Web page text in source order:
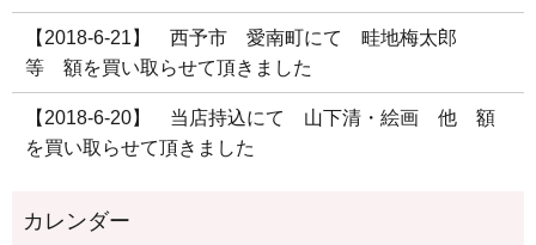
【2018-6-21】 西予市 愛南町にて 畦地梅太郎
等 額を買い取らせて頂きました
【2018-6-20】 当店持込にて 山下清・絵画 他 額
を買い取らせて頂きました